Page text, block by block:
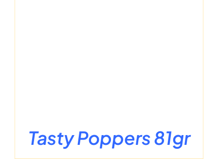
Tasty Poppers 81gr